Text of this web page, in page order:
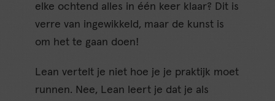
elke ochtend alles in één keer klaar? Dit is
verre van ingewikkeld, maar de kunst is
om het te gaan doen!
Lean vertelt je niet hoe je je praktijk moet
runnen. Nee, Lean leert je dat je als